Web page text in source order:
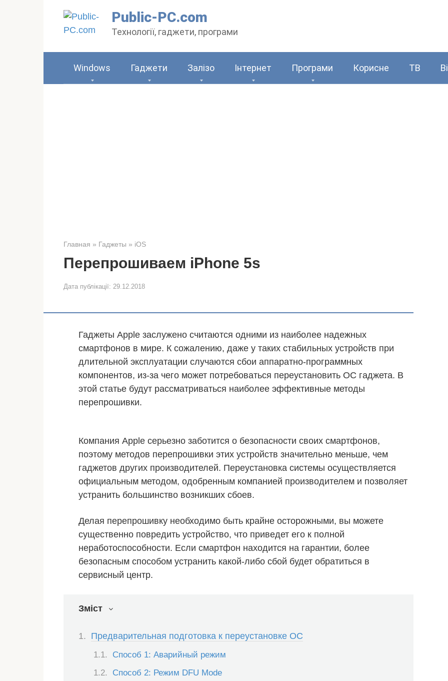
Public-PC.com
Технології, гаджети, програми
Windows Гаджети Залізо Інтернет Програми Корисне ТВ
Главная » Гаджеты » iOS
Перепрошиваем iPhone 5s
Дата публікації: 29.12.2018
Гаджеты Apple заслужено считаются одними из наиболее надежных
смартфонов в мире. К сожалению, даже у таких стабильных устройств при
длительной эксплуатации случаются сбои аппаратно-программных
компонентов, из-за чего может потребоваться переустановить ОС гаджета. В
этой статье будут рассматриваться наиболее эффективные методы
перепрошивки.
Компания Apple серьезно заботится о безопасности своих смартфонов,
поэтому методов перепрошивки этих устройств значительно меньше, чем
гаджетов других производителей. Переустановка системы осуществляется
официальным методом, одобренным компанией производителем и позволяет
устранить большинство возникших сбоев.
Делая перепрошивку необходимо быть крайне осторожными, вы можете
существенно повредить устройство, что приведет его к полной
неработоспособности. Если смартфон находится на гарантии, более
безопасным способом устранить какой-либо сбой будет обратиться в
сервисный центр.
Зміст
Предварительная подготовка к переустановке ОС
Способ 1: Аварийный режим
Способ 2: Режим DFU Mode